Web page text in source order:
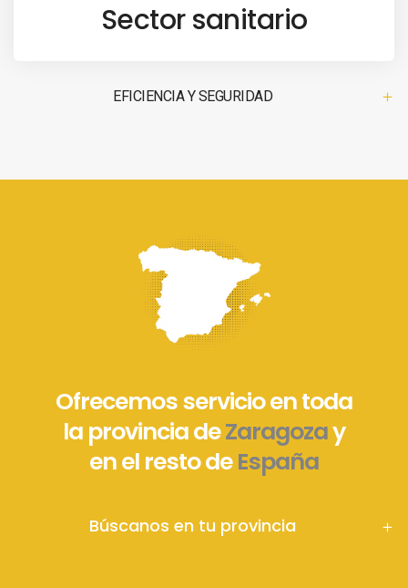
Sector sanitario
EFICIENCIA Y SEGURIDAD
Ofrecemos servicio en toda
la provincia deZaragozay
en el resto deEspaña
Búscanos en tu provincia